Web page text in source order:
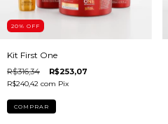
20% OFF
Kit First One
R$316,34 R$253,07
R$240,42 com Pix